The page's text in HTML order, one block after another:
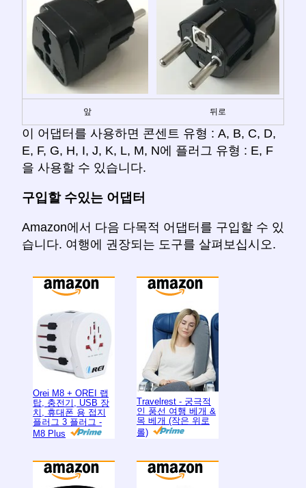
앞 뒤로
이 어댑터를 사용하면 콘센트 유형 : A, B, C, D,
E, F, G, H, I, J, K, L, M, N에 플러그 유형 : E, F
을 사용할 수 있습니다.
구입할 수있는 어댑터
Amazon에서 다음 다목적 어댑터를 구입할 수 있
습니다. 여행에 권장되는 도구를 살펴보십시오.
Orei M8 + OREI 랩
탑, 충전기, USB 장
치, 휴대폰 용 접지
플러그 3 플러그 -
M8 Plus
Travelrest - 궁극적
인 풍선 여행 베개 &
목 베개 (작은 위로
롤)